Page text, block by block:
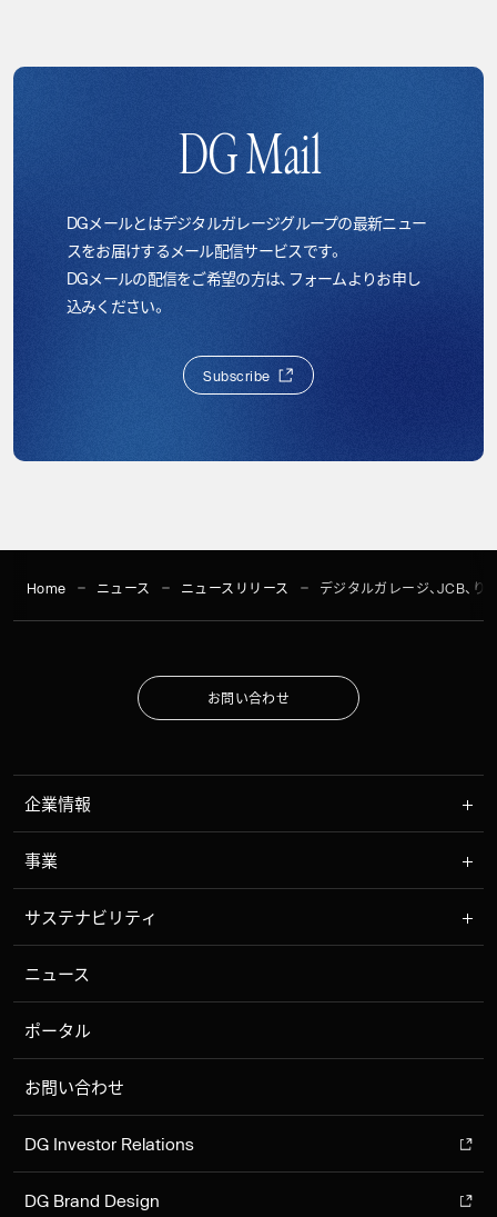
DG Mail
DGメールとはデジタルガレージグループの最新ニュー
スをお届けするメール配信サービスです。
DGメールの配信をご希望の方は、フォームよりお申し
込みください。
Subscribe
Subscribe
Home ニュース ニュースリリース デジタルガレージ、JCB、
お問 い合わせ
企業情報
事業
サステナビリティ
ニュース
ポータル
お問い合わせ
DG Investor Relations
DG Brand Design